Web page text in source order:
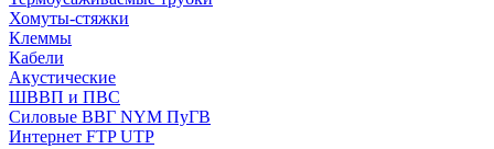
Хомуты-стяжки
Клеммы
Кабели
Акустические
ШВВП и ПВС
Силовые ВВГ NYM ПуГВ
Интернет FTP UTP